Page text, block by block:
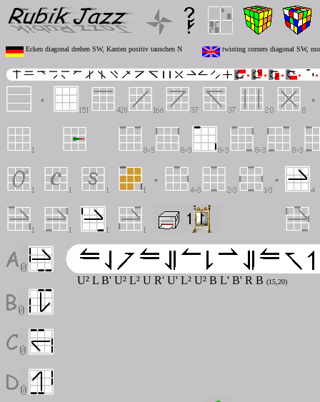
Ecken diagonal drehen SW, Kanten positiv tauschen N twisting corners diagonal SW,
U² L B' U² L² U R' U' L² U² B L' B' R B (15,20)